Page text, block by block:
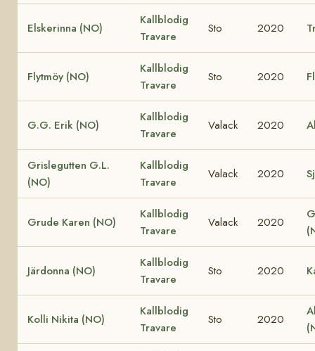
Elskerinna (NO)
Kallblodig
Travare
Sto 2020
Flytmöy (NO)
Kallblodig
Travare
Sto 2020
G.G. Erik (NO)
Kallblodig
Travare
Valack 2020
Grislegutten G.L.
(NO)
Kallblodig
Travare
Valack 2020
Grude Karen (NO)
Kallblodig
Travare
Valack 2020
Järdonna (NO)
Kallblodig
Travare
Sto 2020
Kolli Nikita (NO)
Kallblodig
Travare
Sto 2020